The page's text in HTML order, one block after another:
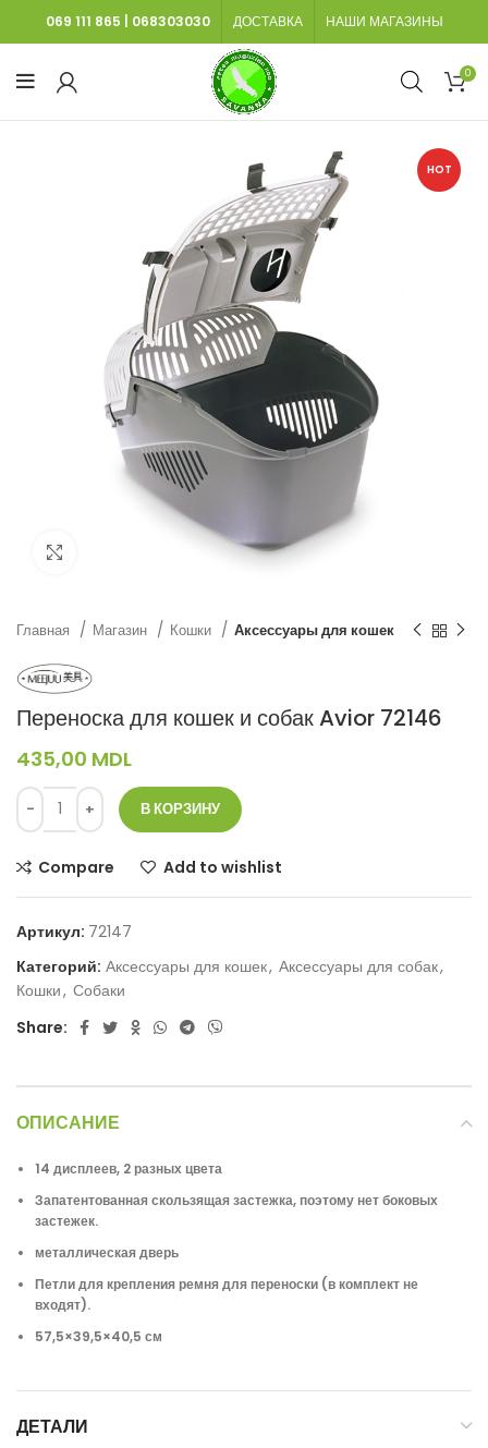
069 111 865 068303030 ДОСТАВКА НАШИ МАГАЗИНЫ
0
HOT
Нажмите, чтобы увеличить
Главная Магазин Кошки Аксессуары для кошек
Переноска для кошек и собак Avior 72146
435,00 MDL
В КОРЗИНУ
Compare Add to wishlist
Артикул: 72147
Категорий: Аксессуары для кошек, Аксессуары для собак,
Кошки, Собаки
Share:
ОПИСАНИЕ
14 дисплеев, 2 разных цвета
Запатентованная скользящая застежка, поэтому нет боковых
застежек.
металлическая дверь
Петли для крепления ремня для переноски (в комплект не
входят).
57,5×39,5×40,5 см
ДЕТАЛИ